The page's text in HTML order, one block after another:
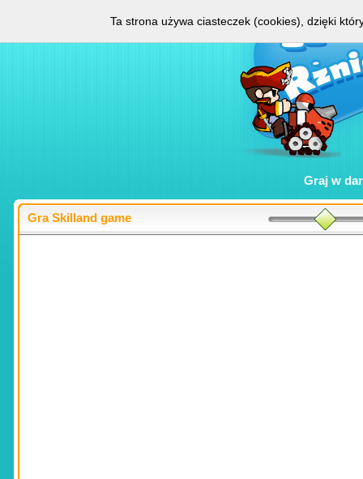
Graj w
Gra Skilland game
Ta strona używa ciasteczek (cookies), dzięki